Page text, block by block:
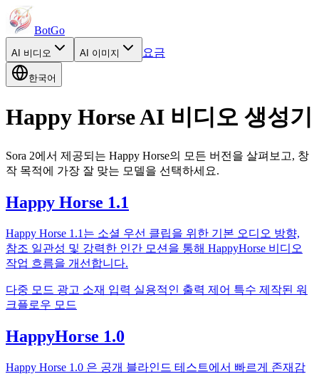
BotGo
AI 비디오 AI 이미지 요금
한국어
Happy Horse AI 비디오 생성기
Sora 2에서 제공되는 Happy Horse의 모든 버전을 살펴보고, 창
작 목적에 가장 잘 맞는 모델을 선택하세요.
Happy Horse 1.1
Happy Horse 1.1는 소셜 우선 클립을 위한 기본 오디오 방향,
참조 일관성 및 강력한 인간 모션을 통해 HappyHorse 비디오
작업 흐름을 개선합니다.
다중 모드 광고 소재 입력 실용적인 출력 제어 특수 제작된 워
크플로우 모드
HappyHorse 1.0
Happy Horse 1.0 은 공개 블라인드 테스트에서 빠르게 존재감